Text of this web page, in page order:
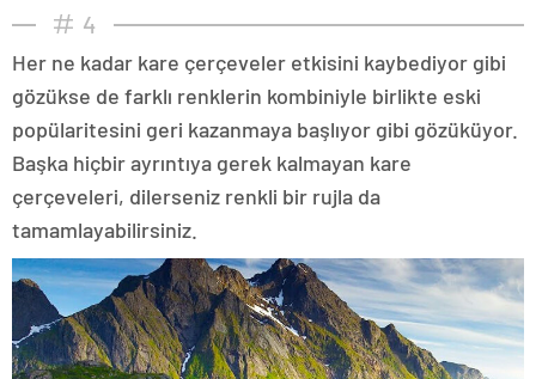
4
Her ne kadar kare çerçeveler etkisini kaybediyor gibi
gözükse de farklı renklerin kombiniyle birlikte eski
popülaritesini geri kazanmaya başlıyor gibi gözüküyor.
Başka hiçbir ayrıntıya gerek kalmayan kare
çerçeveleri, dilerseniz renkli bir rujla da
tamamlayabilirsiniz.